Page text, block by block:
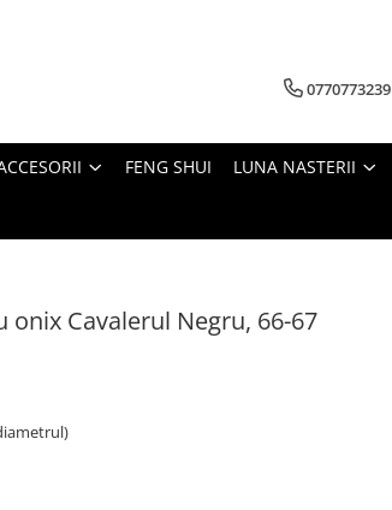
0770773239
FENG SHUI LUNA NASTERII
Cavalerul Negru, 66-67